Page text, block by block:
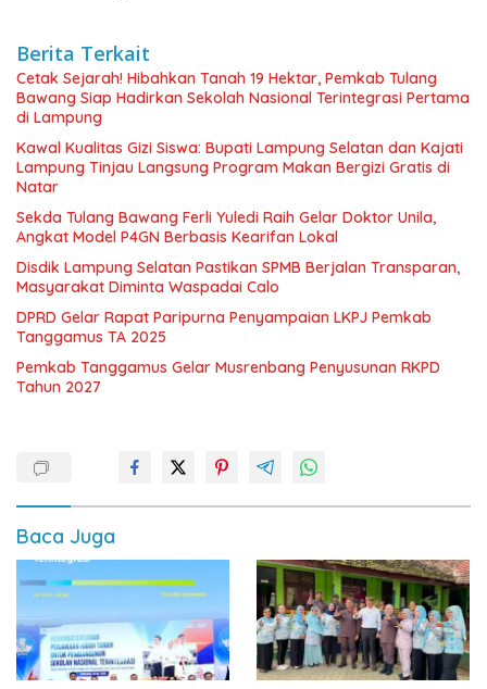
Berita Terkait
Cetak Sejarah! Hibahkan Tanah 19 Hektar, Pemkab Tulang
Bawang Siap Hadirkan Sekolah Nasional Terintegrasi Pertama
di Lampung
Kawal Kualitas Gizi Siswa: Bupati Lampung Selatan dan Kajati
Lampung Tinjau Langsung Program Makan Bergizi Gratis di
Natar
Sekda Tulang Bawang Ferli Yuledi Raih Gelar Doktor Unila,
Angkat Model P4GN Berbasis Kearifan Lokal
Disdik Lampung Selatan Pastikan SPMB Berjalan Transparan,
Masyarakat Diminta Waspadai Calo
DPRD Gelar Rapat Paripurna Penyampaian LKPJ Pemkab
Tanggamus TA 2025
Pemkab Tanggamus Gelar Musrenbang Penyusunan RKPD
Tahun 2027
Baca Juga